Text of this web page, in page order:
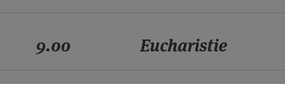
9.00 Eucharistie